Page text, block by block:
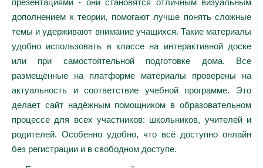
презентациями - они становятся отличным визуальным
дополнением к теории, помогают лучше понять сложные
темы и удерживают внимание учащихся. Такие материалы
удобно использовать в классе на интерактивной доске
или при самостоятельной подготовке дома. Все
размещённые на платформе материалы проверены на
актуальность и соответствие учебной программе. Это
делает сайт надёжным помощником в образовательном
процессе для всех участников: школьников, учителей и
родителей. Особенно удобно, что всё доступно онлайн
без регистрации и в свободном доступе.